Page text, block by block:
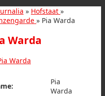
» Hofstaat »
» Pia Warda
Warda
Pia
Warda